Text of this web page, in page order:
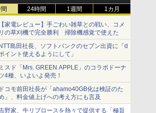
24時間 1週間 1カ月
家電レビュー】手ごわい雑草との戦い、コメ
の草刈機で完全勝利 掃除機感覚で使えた
島田社長、ソフトバンクのセブン出資に「d
イント使えるようにして」
スド「Mrs. GREEN APPLE」のコラボドーナ
4種、いよいよ発売！
コモ前田社長が「ahamo40GB化は検証のた
」、料金値上げへの考え方にも言及
野家、牛リブロースを熱々で提供する「極旨